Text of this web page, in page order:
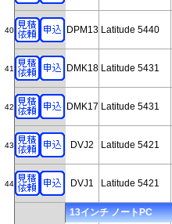
40 DPM13 Latitude 5440
41 DMK18 Latitude 5431
42 DMK17 Latitude 5431
43 DVJ2 Latitude 5421
44 DVJ1 Latitude 5421
13インチ ノートPC